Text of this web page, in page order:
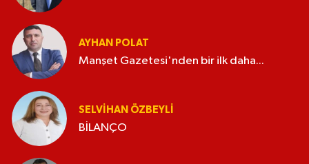
AYHAN POLAT
Manşet Gazetesi'nden bir ilk daha...
SELVIHAN ÖZBEYLI
BİLANÇO